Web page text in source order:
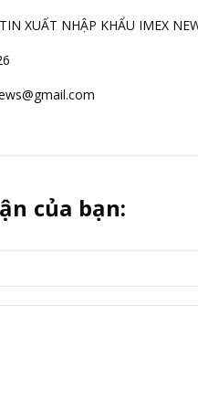
XUẤT NHẬP KHẨU IMEX
của bạn: